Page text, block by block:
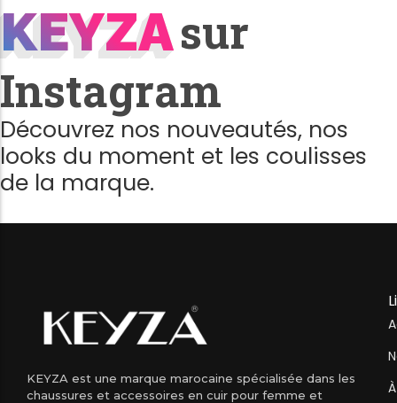
KEYZA
KEYZAsur
Instagram
Découvrez nos nouveautés, nos
looks du moment et les coulisses
de la marque.
KEYZA est une marque marocaine spécialisée dans les
chaussures et accessoires en cuir pour femme et